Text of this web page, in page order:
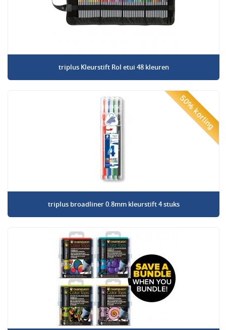
triplus Kleurstift Rol etui 48 kleuren
50% korting
triplus broadliner 0.8mm kleurstift 4 stuks